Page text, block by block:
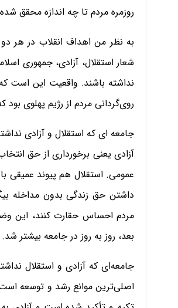
روزمره مردم تا چه اندازه محقق
به نظر من اهداف انقلاب در هر
شعار استقلال، آزادی، جمهوری
نداشته باشند. واقعیت این است
روی‌گردانی مردم از رژیم پهلوی
جامعه ای که استقلال و آزادی
آزادی یعنی برخورداری از حق
عمومی. استقلال هم پیوند عمیقی
داشتن حق زندگی بدون مداخله
بعد، روز به روز در جامعه بیشتر شد.
جامعه‌ای که آزادی و استقلال
اصلی‌ترین موانع رشد و توسعه